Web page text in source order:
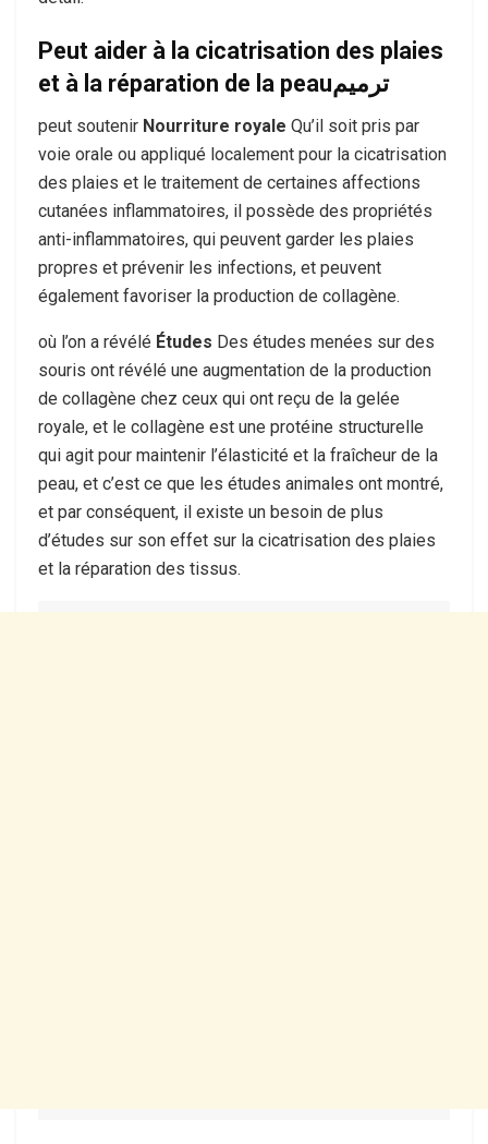
Peut aider à la cicatrisation des plaies
et à la réparation de la peauترميم
peut soutenir Nourriture royale Qu’il soit pris par
voie orale ou appliqué localement pour la cicatrisation
des plaies et le traitement de certaines affections
cutanées inflammatoires, il possède des propriétés
anti-inflammatoires, qui peuvent garder les plaies
propres et prévenir les infections, et peuvent
également favoriser la production de collagène.
où l’on a révélé Études Des études menées sur des
souris ont révélé une augmentation de la production
de collagène chez ceux qui ont reçu de la gelée
royale, et le collagène est une protéine structurelle
qui agit pour maintenir l’élasticité et la fraîcheur de la
peau, et c’est ce que les études animales ont montré,
et par conséquent, il existe un besoin de plus
d’études sur son effet sur la cicatrisation des plaies
et la réparation des tissus.